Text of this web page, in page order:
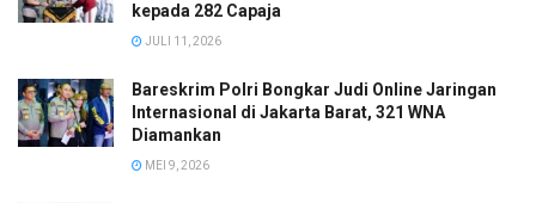
kepada 282 Capaja
JULI 11, 2026
Bareskrim Polri Bongkar Judi Online Jaringan
Internasional di Jakarta Barat, 321 WNA
Diamankan
MEI 9, 2026